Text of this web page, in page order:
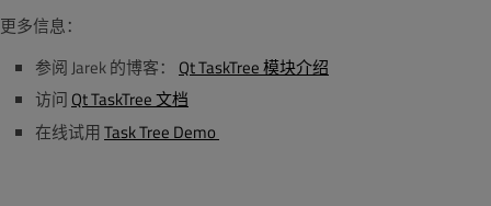
更多信息：
参阅 Jarek 的博客： Qt TaskTree 模块介绍
访问 Qt TaskTree 文档
在线试用Task Tree Demo